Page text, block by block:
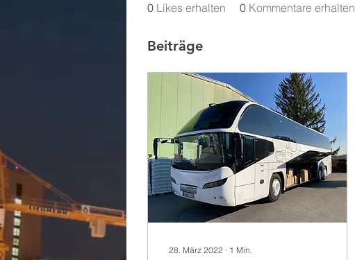
0 Likes erhalten 0 Kommentare erhalten
Beiträge
28. März 2022 ∙ 1 Min.